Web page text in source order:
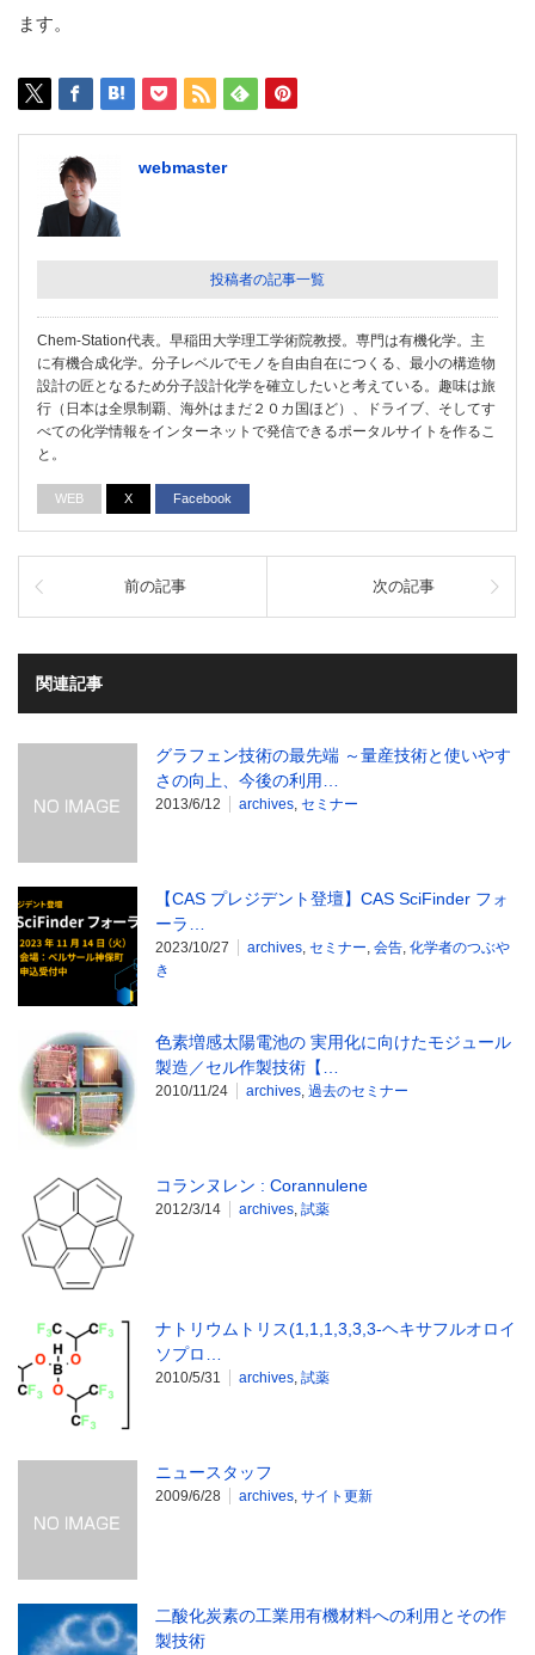
ます。
webmaster
投稿者の記事一覧
Chem-Station代表。早稲田大学理工学術院教授。専門は有機化学。主
に有機合成化学。分子レベルでモノを自由自在につくる、最小の構造物
設計の匠となるため分子設計化学を確立したいと考えている。趣味は旅
行（日本は全県制覇、海外はまだ２０カ国ほど）、ドライブ、そしてす
べての化学情報をインターネットで発信できるポータルサイトを作るこ
と。
WEB X Facebook
前の記事 次の記事
関連記事
グラフェン技術の最先端 ～量産技術と使いやす
さの向上、今後の利用…
2013/6/12 archives, セミナー
【CAS プレジデント登壇】CAS SciFinder フォ
ーラ…
2023/10/27 archives, セミナー, 会告, 化学者のつぶや
き
色素増感太陽電池の 実用化に向けたモジュール
製造／セル作製技術【…
2010/11/24 archives, 過去のセミナー
コランヌレン : Corannulene
2012/3/14 archives, 試薬
ナトリウムトリス(1,1,1,3,3,3-ヘキサフルオロイ
ソプロ…
2010/5/31 archives, 試薬
ニュースタッフ
2009/6/28 archives, サイト更新
二酸化炭素の工業用有機材料への利用とその作
製技術